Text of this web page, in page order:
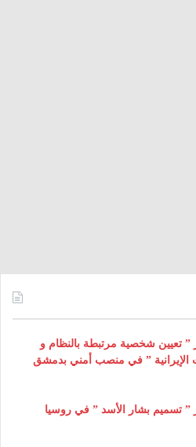
” تعيين شخصية مرتبطة بالنظام و
الإيرانية ” في منصب أمني بدمشق
” تسميم بشار الأسد ” في روسيا